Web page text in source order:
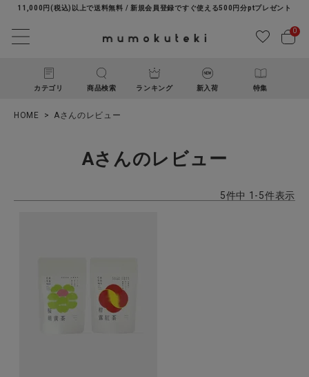
11,000円(税込)以上で送料無料 / 新規会員登録ですぐ使える500円分ptプレゼント
0
カテゴリ 商品検索 ランキング 新入荷 特集
ログイン
HOME Aさんのレビュー
Aさんのレビュー
5件中 1 -5件表示